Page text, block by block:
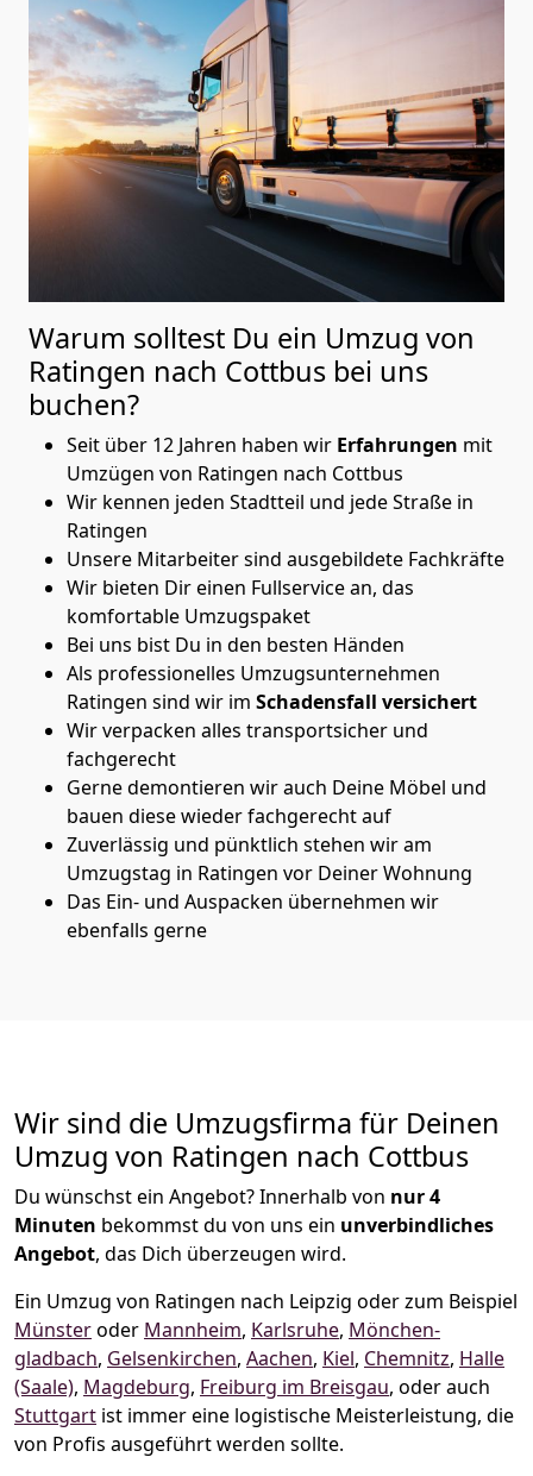
Warum solltest Du ein Umzug von
Ratingen nach Cottbus bei uns
buchen?
Seit über 12 Jahren haben wir Erfahrungen mit
Umzügen von Ratingen nach Cottbus
Wir kennen jeden Stadtteil und jede Straße in
Ratingen
Unsere Mitarbeiter sind ausgebildete Fachkräfte
Wir bieten Dir einen Fullservice an, das
komfortable Umzugspaket
Bei uns bist Du in den besten Händen
Als professionelles Umzugsunternehmen
Ratingen sind wir im Schadensfall versichert
Wir verpacken alles transportsicher und
fachgerecht
Gerne demontieren wir auch Deine Möbel und
bauen diese wieder fachgerecht auf
Zuverlässig und pünktlich stehen wir am
Umzugstag in Ratingen vor Deiner Wohnung
Das Ein- und Auspacken übernehmen wir
ebenfalls gerne
Wir sind die Umzugsfirma für Deinen
Umzug von Ratingen nach Cottbus
Du wünschst ein Angebot? Innerhalb von nur 4
Minuten bekommst du von uns ein unverbindliches
Angebot, das Dich überzeugen wird.
Ein Umzug von Ratingen nach Leipzig oder zum Beispiel
Münsteroder Mannheim, Karlsruhe, Mönchen­
gladbach, Gelsenkirchen, Aachen, Kiel, Chemnitz, Halle
(Saale), Magdeburg, Freiburg im Breisgau, oder auch
Stuttgart ist immer eine logistische Meisterleistung, die
von Profis ausgeführt werden sollte.